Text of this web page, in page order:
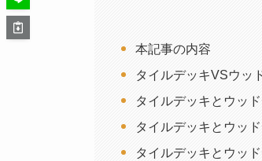
本記事の内容
タイルデッキVSウッ
タイルデッキとウッ
タイルデッキとウッ
タイルデッキとウッ